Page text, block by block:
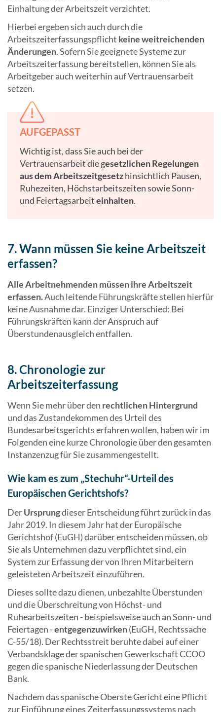
Einhaltung der Arbeitszeit verzichtet.
Hierbei ergeben sich auch durch die
Arbeitszeiterfassungspflicht keine weitreichenden
Änderungen. Sofern Sie geeignete Systeme zur
Arbeitszeiterfassung bereitstellen, können Sie als
Arbeitgeber auch weiterhin auf Vertrauensarbeit
setzen.
AUFGEPASST
Wichtig ist, dass Sie auch bei der
Vertrauensarbeit die gesetzlichen Regelungen
aus dem Arbeitszeitgesetzhinsichtlich Pausen,
Ruhezeiten, Höchstarbeitszeiten sowie Sonn-
und Feiertagsarbeiteinhalten.
7. Wann müssen Sie keine Arbeitszeit
erfassen?
Alle Arbeitnehmenden müssen ihre Arbeitszeit
erfassen.Auch leitende Führungskräfte stellen hierfür
keine Ausnahme dar. Einziger Unterschied: Bei
Führungskräften kann der Anspruch auf
Überstundenausgleich entfallen.
8. Chronologie zur
Arbeitszeiterfassung
Wenn Sie mehr über den rechtlichen Hintergrund
und das Zustandekommen des Urteil des
Bundesarbeitsgerichts erfahren wollen, haben wir im
Folgenden eine kurze Chronologie über den gesamten
Instanzenzug für Sie zusammengestellt.
Wie kam es zum „Stechuhr“-Urteil des
Europäischen Gerichtshofs?
DerUrsprungdieser Entscheidung führt zurück in das
Jahr 2019. In diesem Jahr hat der Europäische
Gerichtshof (EuGH) darüber entscheiden müssen, ob
Sie als Unternehmen dazu verpflichtet sind, ein
System zur Erfassung der von Ihren Mitarbeitern
geleisteten Arbeitszeit einzuführen.
Dieses sollte dazu dienen, unbezahlte Überstunden
und die Überschreitung von Höchst- und
Ruhearbeitszeiten - beispielsweise auch an Sonn- und
Feiertagen -entgegenzuwirken(EuGH, Rechtssache
C-55/18). Der Rechtsstreit beruhte dabei auf einer
Verbandsklage der spanischen Gewerkschaft CCOO
gegen die spanische Niederlassung der Deutschen
Bank.
Nachdem das spanische Oberste Gericht eine Pflicht
zur Einführung eines Zeiterfassungssystems nach